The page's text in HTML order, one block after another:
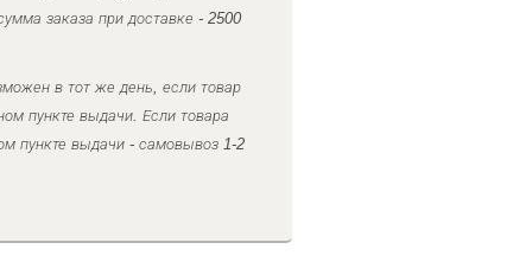
заказа при доставке - 2500
в тот же день, если товар
пункте выдачи. Если товара
пункте выдачи - самовывоз 1-2